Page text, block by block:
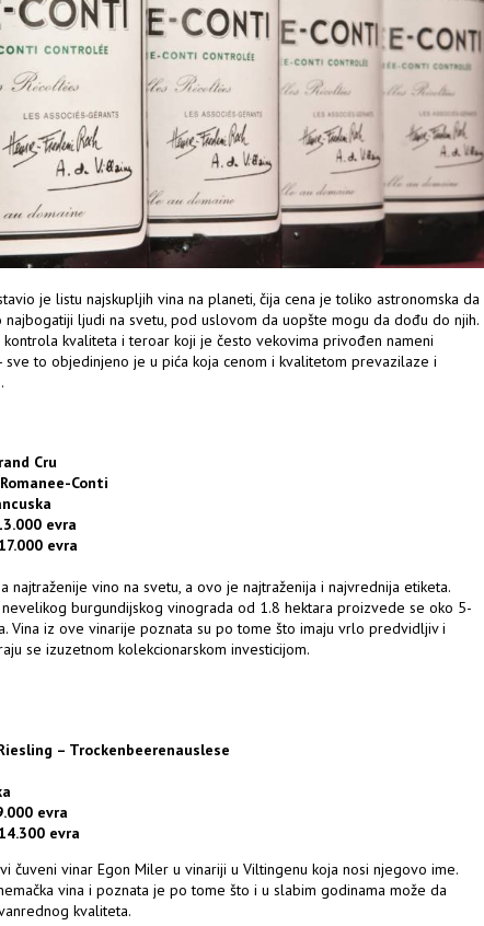
je listu najskupljih vina na planeti, čija cena je toliko astronomska da
najbogatiji ljudi na svetu, pod uslovom da uopšte mogu da dođu do njih.
kvaliteta i teroar koji je često vekovima privođen nameni
sve to objedinjeno je u pića koja cenom i kvalitetom prevazilaze i
Cru
Conti
evra
evra
najtraženije vino na svetu, a ovo je najtraženija i najvrednija etiketa.
burgundijskog vinograda od 1.8 hektara proizvede se oko 5-
Vina iz ove vinarije poznata su po tome što imaju vrlo predvidljiv i
se izuzetnom kolekcionarskom investicijom.
– Trockenbeerenauslese
evra
evra
čuveni vinar Egon Miler u vinariji u Viltingenu koja nosi njegovo ime.
vina i poznata je po tome što i u slabim godinama može da
kvaliteta.